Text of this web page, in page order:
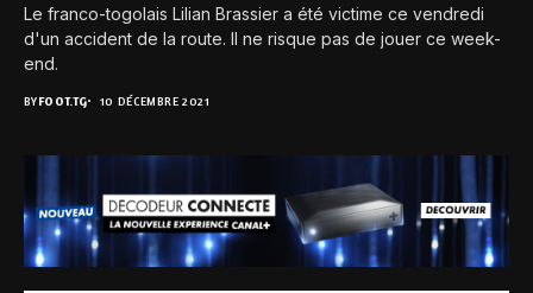
Le franco-togolais Lilian Brassier a été victime ce vendredi
d'un accident de la route. Il ne risque pas de jouer ce week-
end.
BYFOOT.TG 10 DÉCEMBRE 2021